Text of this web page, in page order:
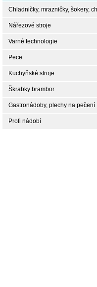
Chladničky, mrazničky, šokery,
Nářezové stroje
Varné technologie
Pece
Kuchyňské stroje
Škrabky brambor
Gastronádoby, plechy na pečení
Profi nádobí